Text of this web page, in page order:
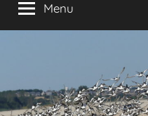
Menu